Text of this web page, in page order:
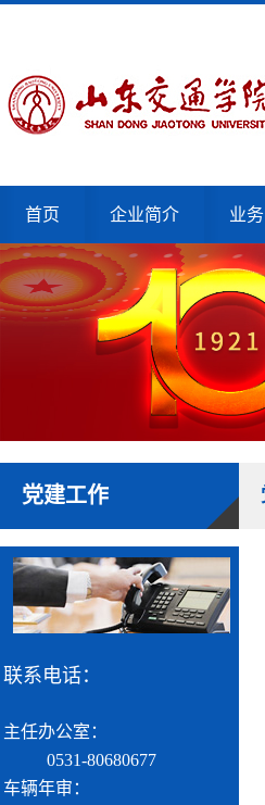
首页 企业简介 业
党建工作
联系电话：
主任办公室：
0531-80680677
车辆年审：